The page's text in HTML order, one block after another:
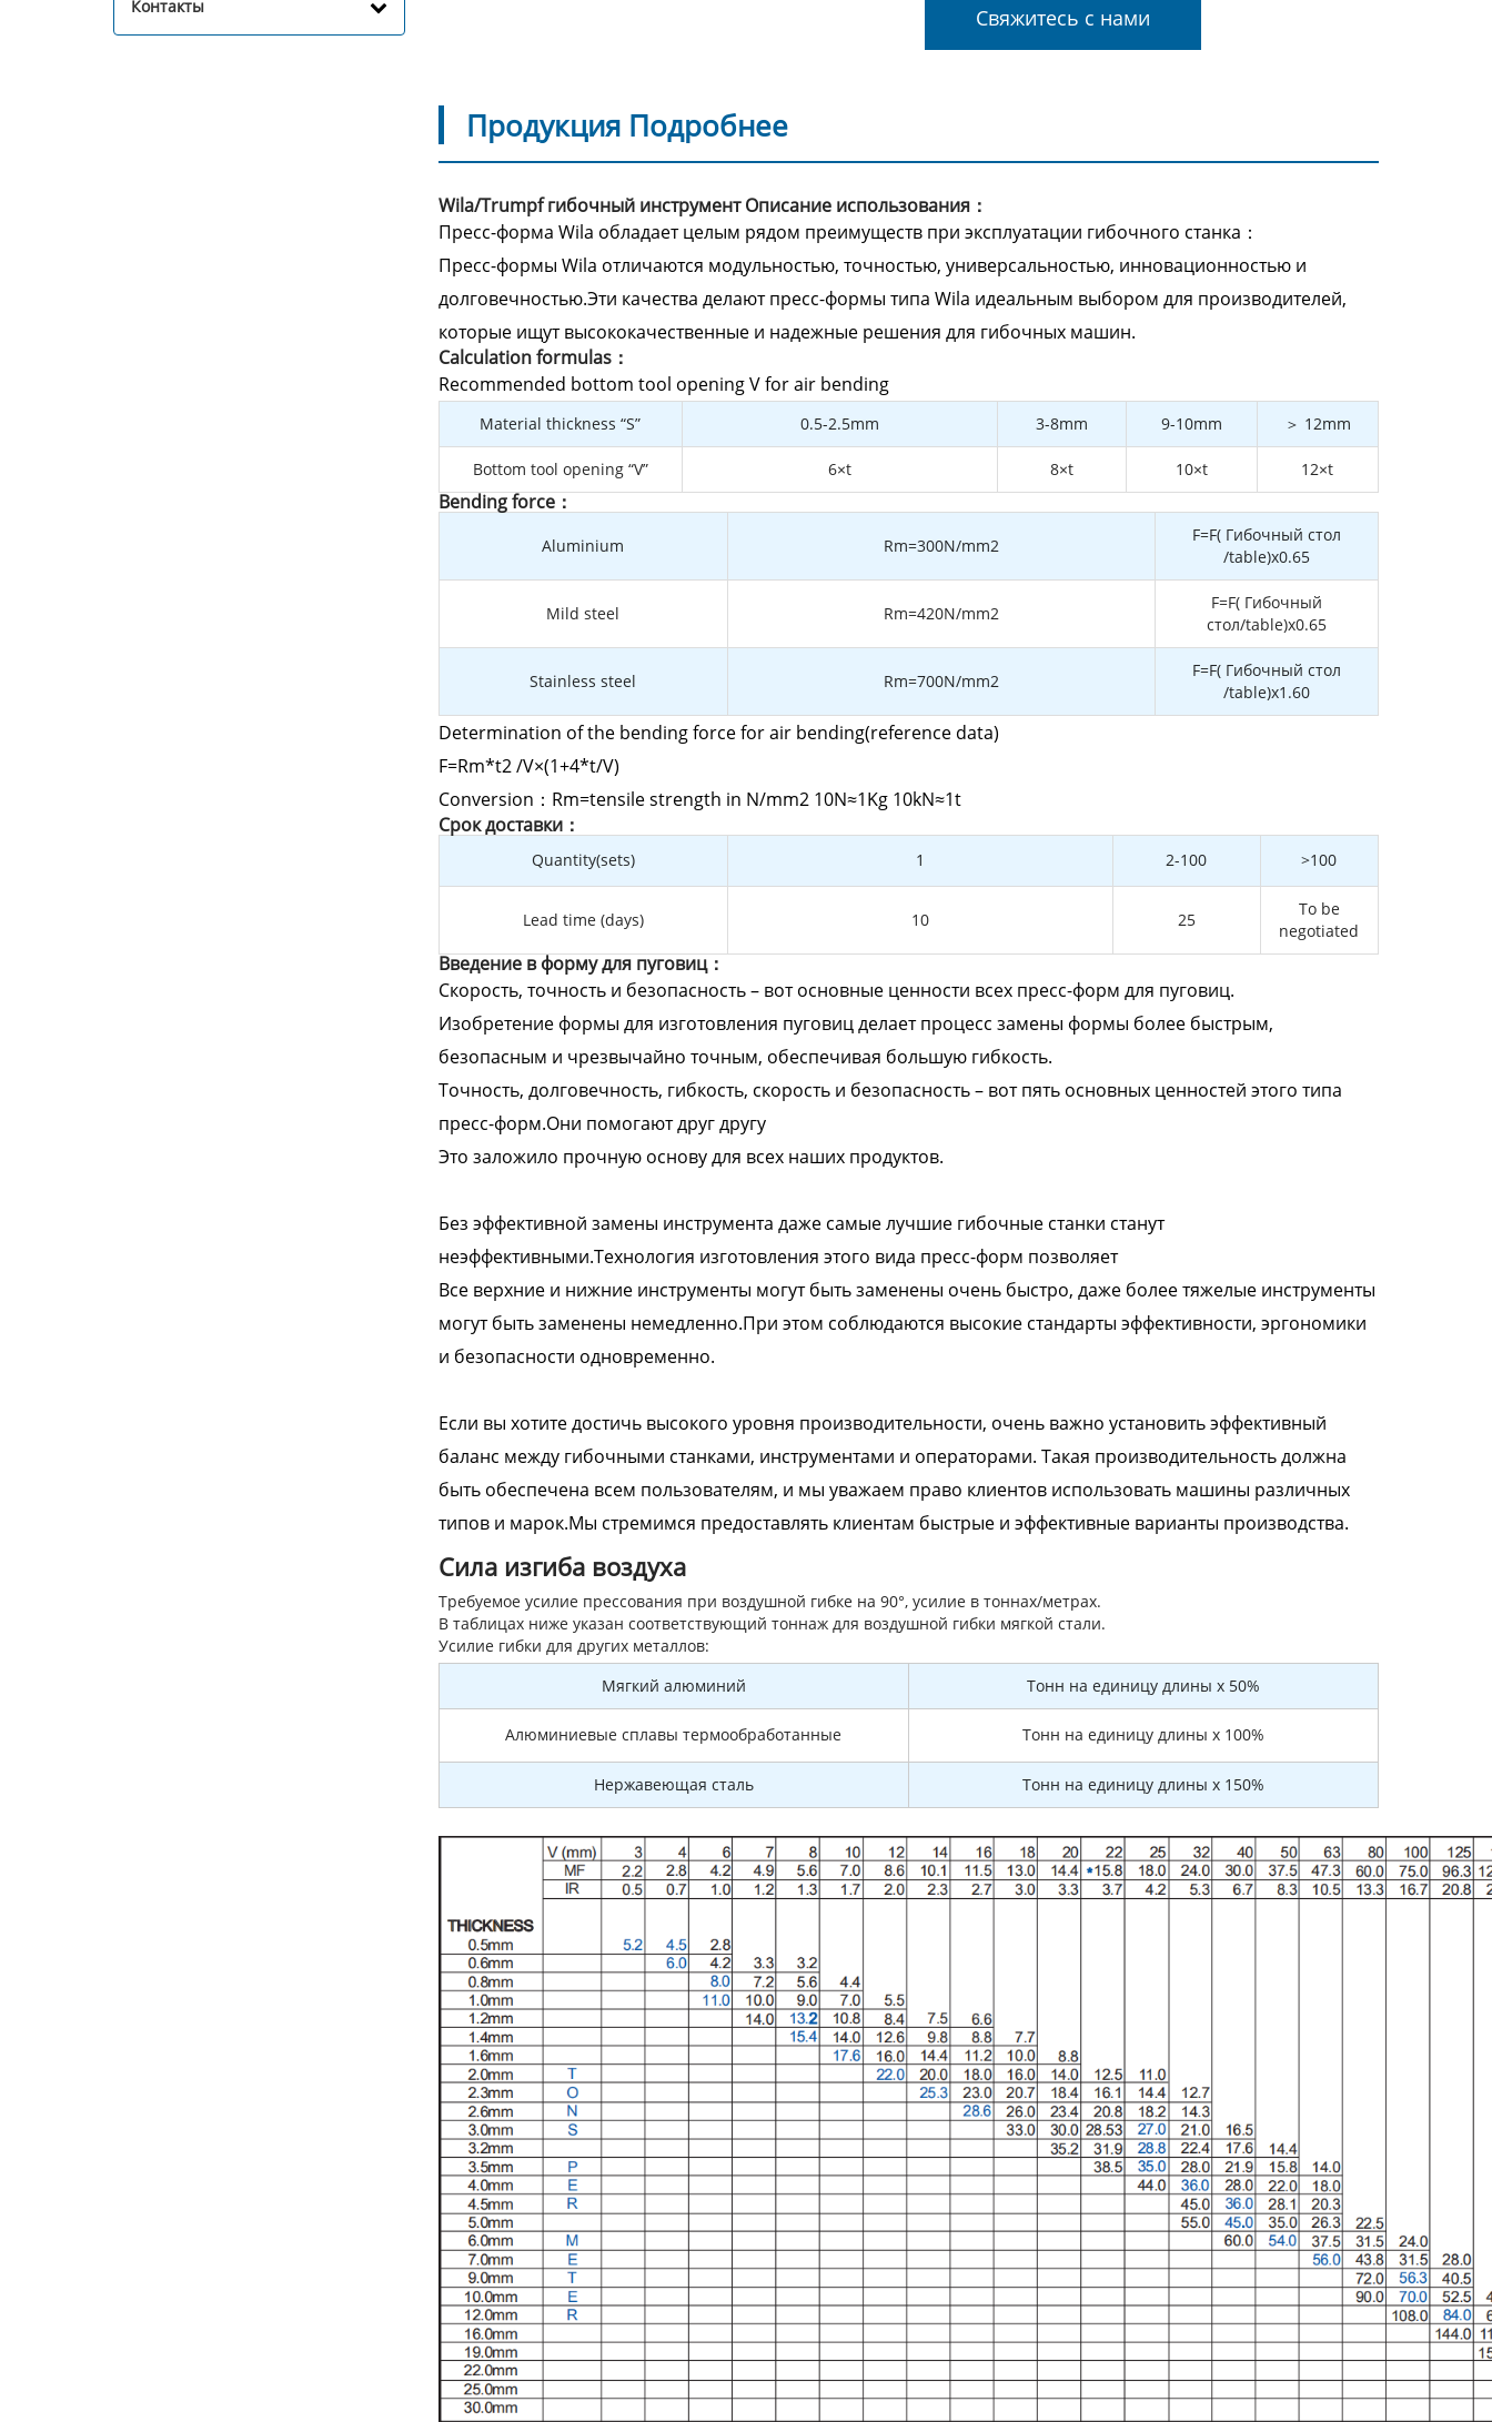
Контакты Свяжитесь с нами
Продукция Подробнее
Wila/Trumpf гибочный инструмент Описание использования：
Пресс-форма Wila обладает целым рядом преимуществ при эксплуатации гибочного станка：
Пресс-формы Wila отличаются модульностью, точностью, универсальностью, инновационностью и
долговечностью.Эти качества делают пресс-формы типа Wila идеальным выбором для производителей,
которые ищут высококачественные и надежные решения для гибочных машин.
Calculation formulas：
Recommended bottom tool opening V for air bending
Material thickness “S” 0.5-2.5mm 3-8mm 9-10mm ＞ 12mm
Bottom tool opening “V” 6×t 8×t 10×t 12×t
Bending force：
Aluminium Rm=300N/mm2
F=F( Гибочный стол
/table)x0.65
Mild steel Rm=420N/mm2
F=F( Гибочный
стол/table)x0.65
Stainless steel Rm=700N/mm2
F=F( Гибочный стол
/table)x1.60
Determination of the bending force for air bending(reference data)
F=Rm*t2 /V×(1+4*t/V)
Conversion：Rm=tensile strength in N/mm2 10N≈1Kg 10kN≈1t
Cрок доставки：
Quantity(sets) 1 2-100 >100
Lead time (days) 10 25
To be
negotiated
Введение в форму для пуговиц：
Скорость, точность и безопасность – вот основные ценности всех пресс-форм для пуговиц.
Изобретение формы для изготовления пуговиц делает процесс замены формы более быстрым,
безопасным и чрезвычайно точным, обеспечивая большую гибкость.
Точность, долговечность, гибкость, скорость и безопасность – вот пять основных ценностей этого типа
пресс-форм.Они помогают друг другу
Это заложило прочную основу для всех наших продуктов.
Без эффективной замены инструмента даже самые лучшие гибочные станки станут
неэффективными.Технология изготовления этого вида пресс-форм позволяет
Все верхние и нижние инструменты могут быть заменены очень быстро, даже более тяжелые инструменты
могут быть заменены немедленно.При этом соблюдаются высокие стандарты эффективности, эргономики
и безопасности одновременно.
Если вы хотите достичь высокого уровня производительности, очень важно установить эффективный
баланс между гибочными станками, инструментами и операторами. Такая производительность должна
быть обеспечена всем пользователям, и мы уважаем право клиентов использовать машины различных
типов и марок.Мы стремимся предоставлять клиентам быстрые и эффективные варианты производства.
Сила изгиба воздуха
Требуемое усилие прессования при воздушной гибке на 90°, усилие в тоннах/метрах.
В таблицах ниже указан соответствующий тоннаж для воздушной гибки мягкой стали.
Усилие гибки для других металлов:
Мягкий алюминий
Тонн на единицу длины x 50%
Алюминиевые сплавы термообработанные Тонн на единицу длины x 100%
Нержавеющая сталь Тонн на единицу длины x 150%